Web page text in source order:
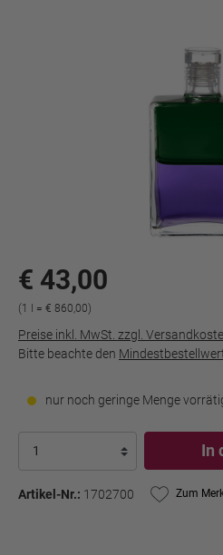
€ 43,00
(1 l = € 860,00)
Preise inkl. MwSt. zzgl.
Bitte beachte den
nur noch geringe Menge
In
Artikel-Nr.: 1702700 Zum